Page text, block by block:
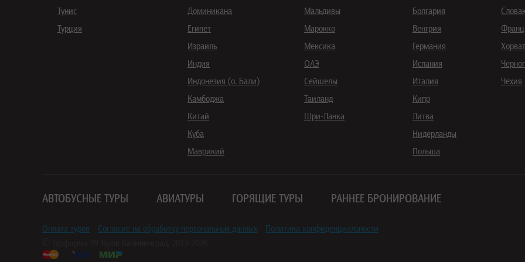
Тунис
Турция
Доминикана
Египет
Израиль
Индия
Индонезия (о. Бали)
Камбоджа
Китай
Куба
Маврикий
Мальдивы
Марокко
Мексика
ОАЭ
Сейшелы
Таиланд
Шри-Ланка
Болгария
Венгрия
Германия
Испания
Италия
Кипр
Литва
Нидерланды
Польша
Чехия
АВТОБУСНЫЕ ТУРЫ АВИАТУРЫ ГОРЯЩИЕ ТУРЫ РАННЕЕ БРОНИРОВАНИЕ
Оплата туров Согласие на обработку персональных данных
Политика конфиденциальности